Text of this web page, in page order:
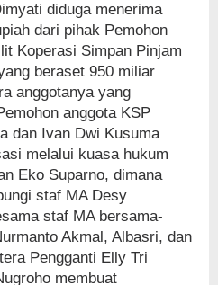
diduga menerima
dari pihak Pemohon
Koperasi Simpan Pinjam
beraset 950 miliar
anggotanya yang
anggota KSP
dan Ivan Dwi Kusuma
melalui kuasa hukum
Eko Suparno, dimana
staf MA Desy
staf MA bersama-
Akmal, Albasri, dan
Pengganti Elly Tri
membuat